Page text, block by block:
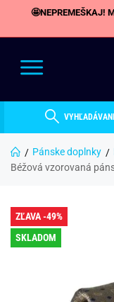
🤩NEPREMEŠKAJ!
Pánske doplnky
Béžová vzorovaná
ZĽAVA -49%
SKLADOM